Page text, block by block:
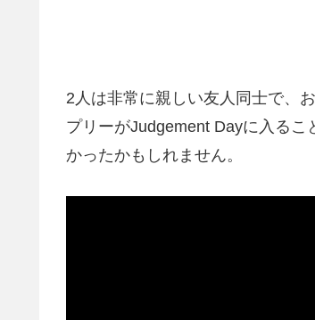
2人は非常に親しい友人同士で、
プリーがJudgement Dayに入る
かったかもしれません。